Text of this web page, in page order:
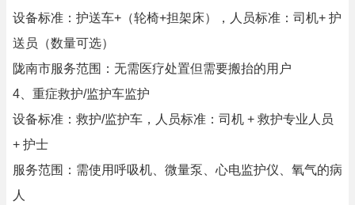
设备标准：护送车+（轮椅+担架床），人员标准：司机+ 护
送员（数量可选）
陇南市服务范围：无需医疗处置但需要搬抬的用户
4、重症救护/监护车监护
设备标准：救护/监护车，人员标准：司机 + 救护专业人员
+ 护士
服务范围：需使用呼吸机、微量泵、心电监护仪、氧气的病
人